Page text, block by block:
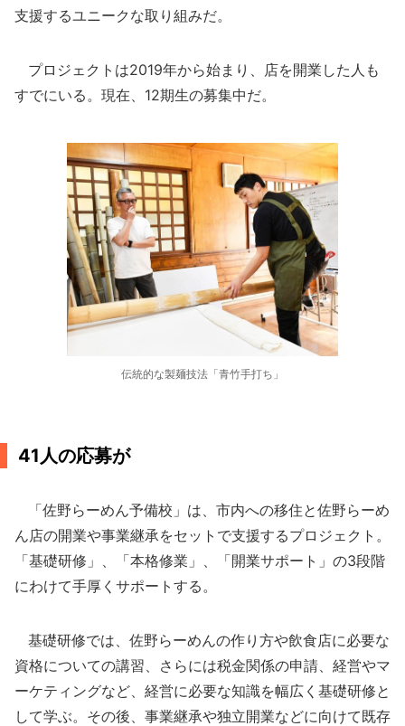
支援するユニークな取り組みだ。
プロジェクトは2019年から始まり、店を開業した人も
すでにいる。現在、12期生の募集中だ。
伝統的な製麺技法「青竹手打ち」
41人の応募が
「佐野らーめん予備校」は、市内への移住と佐野らーめ
ん店の開業や事業継承をセットで支援するプロジェクト。
「基礎研修」、「本格修業」、「開業サポート」の3段階
にわけて手厚くサポートする。
基礎研修では、佐野らーめんの作り方や飲食店に必要な
資格についての講習、さらには税金関係の申請、経営やマ
ーケティングなど、経営に必要な知識を幅広く基礎研修と
して学ぶ。その後、事業継承や独立開業などに向けて既存